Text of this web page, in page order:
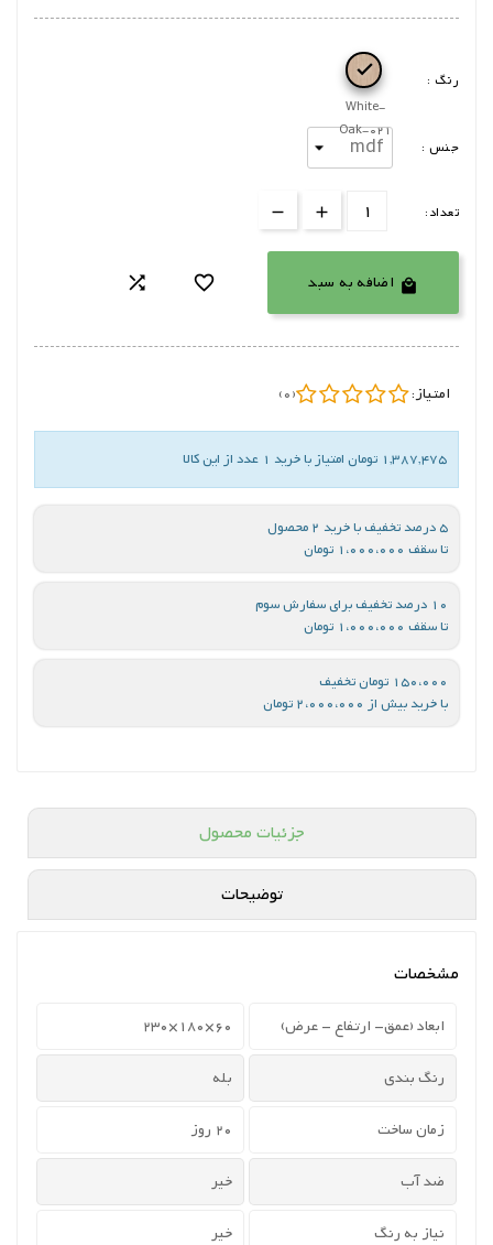
رنگ :
White-
Oak-021

جنس :
تعداد:
 اضافه به سبد 

امتیاز: (0)
1,387,475 تومان امتیاز با خرید 1 عدد از این کالا
5 درصد تخفیف با خرید 2 محصول
تا سقف 1،000،000 تومان
10 درصد تخفیف برای سفارش سوم
تا سقف 1،000،000 تومان
150،000 تومان تخفیف
با خرید بیش از 2،000،000 تومان
جزئیات محصول
توضیحات
مشخصات
ابعاد (عمق- ارتفاع - عرض) 60×180×230
رنگ بندی بله
زمان ساخت 20 روز
ضد آب خیر
نیاز به رنگ خیر